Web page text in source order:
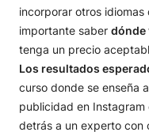
incorporar otros idiomas
importante saber dónde
tenga un precio
Los resultados
curso donde se enseña
publicidad en
detrás a un experto con